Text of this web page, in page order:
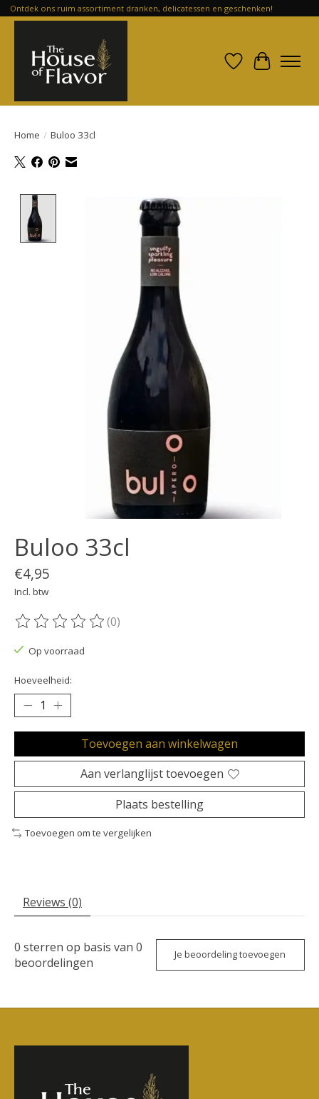
Ontdek ons ruim assortiment dranken, delicatessen en geschenken!
Verlanglijst
Home / Buloo 33cl
Product image slideshow Items
Buloo 33cl
€4,95
Incl. btw
De beoordeling van dit product is
(0)
Op voorraad
Hoeveelheid:
Toevoegen aan winkelwagen
Aan verlanglijst toevoegen
Plaats bestelling
Toevoegen om te vergelijken
Reviews (0)
0 sterren op basis van 0
beoordelingen
Je beoordeling toevoegen